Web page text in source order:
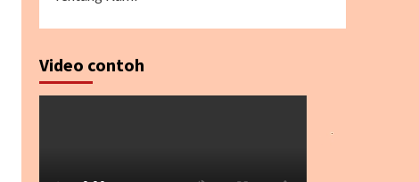
Video contoh